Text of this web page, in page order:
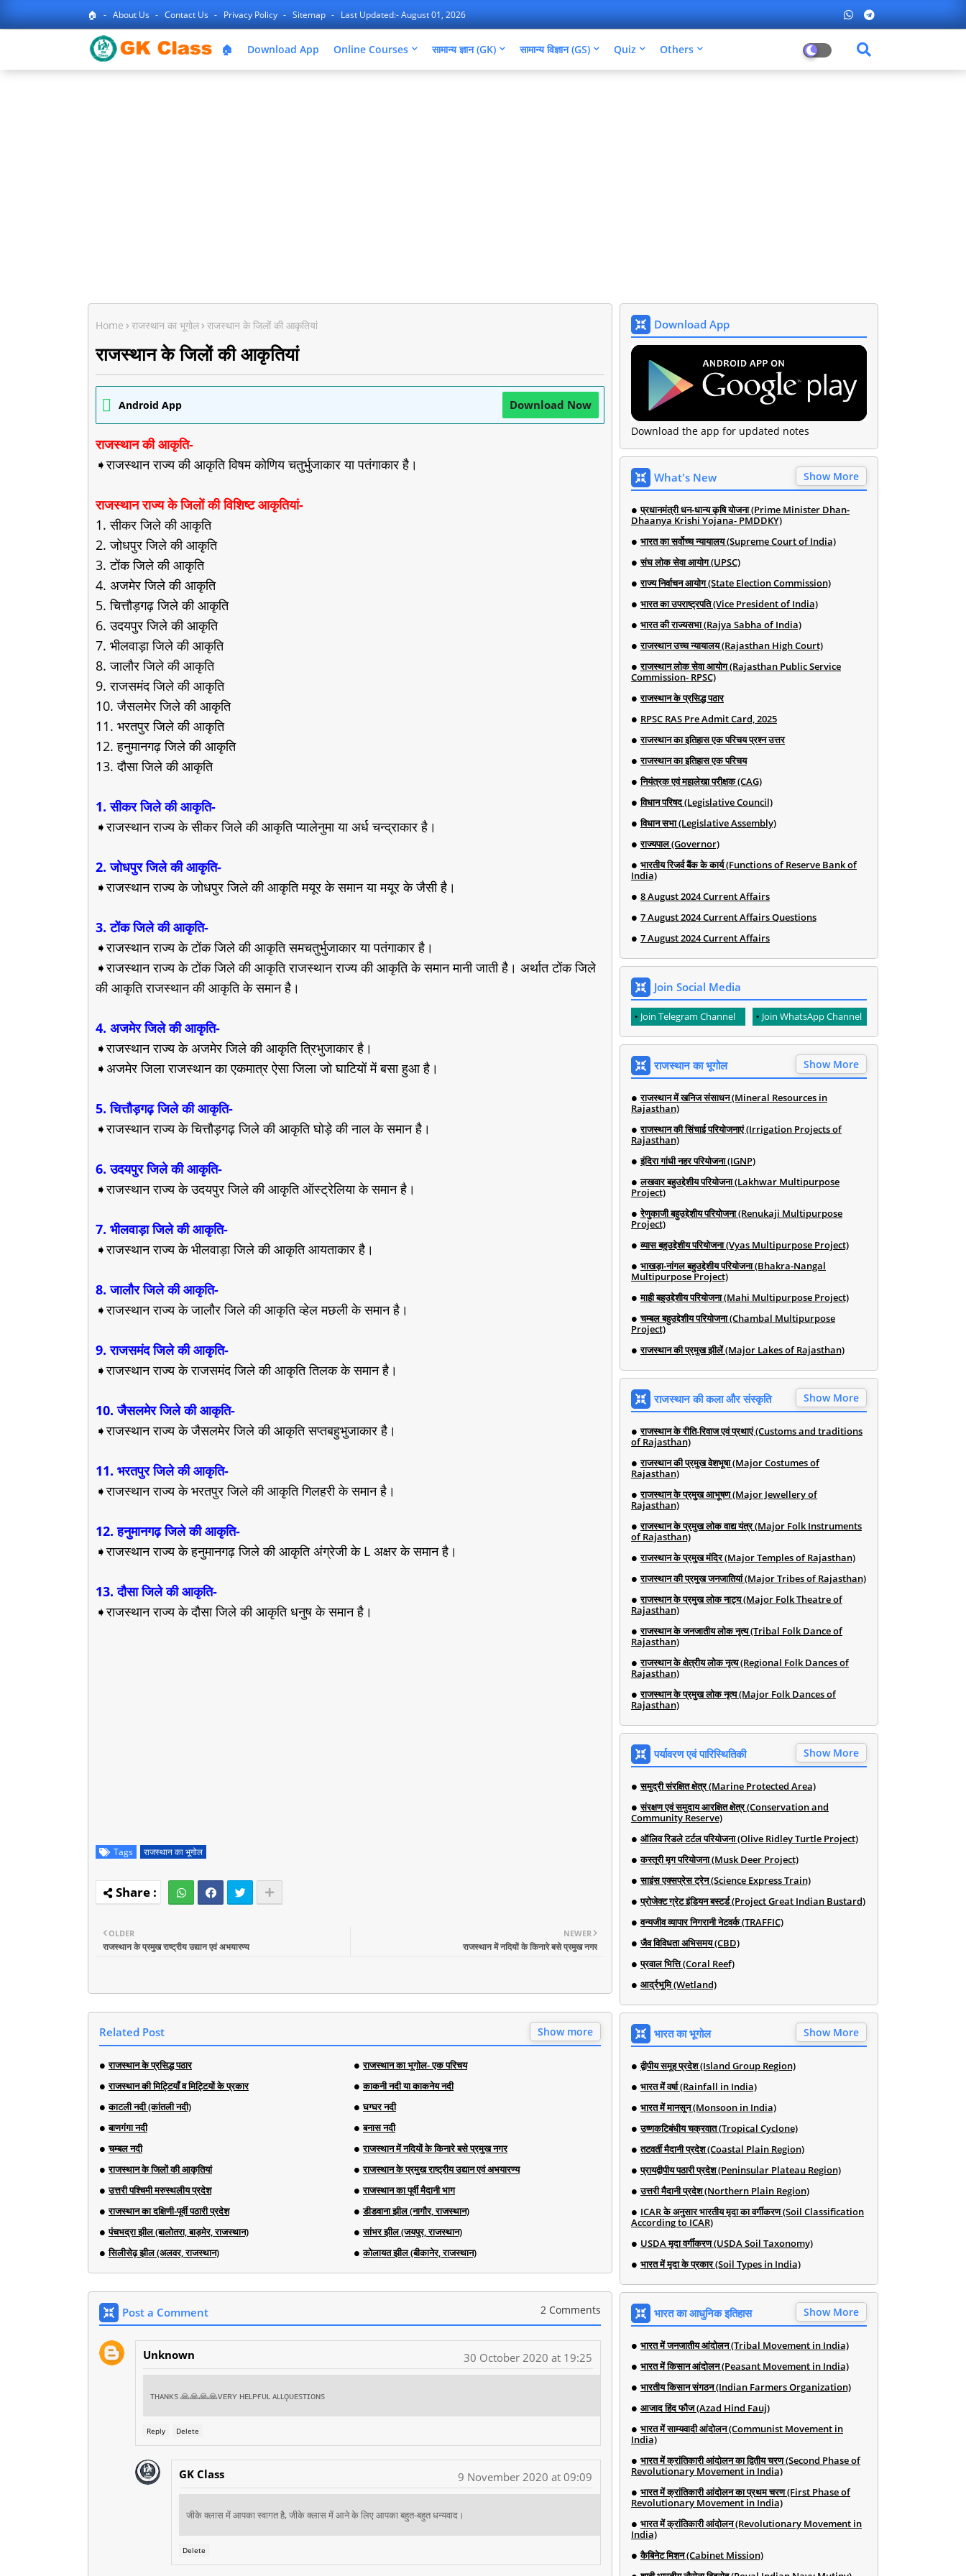
🏠 About Us Contact Us Privacy Policy Sitemap Last Updated:- August 01, 2026
🏠 Download App Online Courses सामान्य ज्ञान (GK) सामान्य विज्ञान (GS) Quiz Others
Home राजस्थान का भूगोल राजस्थान के जिलों की आकृतियां
राजस्थान के जिलों की आकृतियां
Android App Download Now
राजस्थान की आकृति-
➧राजस्थान राज्य की आकृति विषम कोणिय चतुर्भुजाकार या पतंगाकार है।
राजस्थान राज्य के जिलों की विशिष्ट आकृतियां-
1. सीकर जिले की आकृति
2. जोधपुर जिले की आकृति
3. टोंक जिले की आकृति
4. अजमेर जिले की आकृति
5. चित्तौड़गढ़ जिले की आकृति
6. उदयपुर जिले की आकृति
7. भीलवाड़ा जिले की आकृति
8. जालौर जिले की आकृति
9. राजसमंद जिले की आकृति
10. जैसलमेर जिले की आकृति
11. भरतपुर जिले की आकृति
12. हनुमानगढ़ जिले की आकृति
13. दौसा जिले की आकृति
1. सीकर जिले की आकृति-
➧राजस्थान राज्य के सीकर जिले की आकृति प्यालेनुमा या अर्ध चन्द्राकार है।
2. जोधपुर जिले की आकृति-
➧राजस्थान राज्य के जोधपुर जिले की आकृति मयूर के समान या मयूर के जैसी है।
3. टोंक जिले की आकृति-
➧राजस्थान राज्य के टोंक जिले की आकृति समचतुर्भुजाकार या पतंगाकार है।
➧राजस्थान राज्य के टोंक जिले की आकृति राजस्थान राज्य की आकृति के समान मानी जाती है। अर्थात टोंक जिले
की आकृति राजस्थान की आकृति के समान है।
4. अजमेर जिले की आकृति-
➧राजस्थान राज्य के अजमेर जिले की आकृति त्रिभुजाकार है।
➧अजमेर जिला राजस्थान का एकमात्र ऐसा जिला जो घाटियों में बसा हुआ है।
5. चित्तौड़गढ़ जिले की आकृति-
➧राजस्थान राज्य के चित्तौड़गढ़ जिले की आकृति घोड़े की नाल के समान है।
6. उदयपुर जिले की आकृति-
➧राजस्थान राज्य के उदयपुर जिले की आकृति ऑस्ट्रेलिया के समान है।
7. भीलवाड़ा जिले की आकृति-
➧राजस्थान राज्य के भीलवाड़ा जिले की आकृति आयताकार है।
8. जालौर जिले की आकृति-
➧राजस्थान राज्य के जालौर जिले की आकृति व्हेल मछली के समान है।
9. राजसमंद जिले की आकृति-
➧राजस्थान राज्य के राजसमंद जिले की आकृति तिलक के समान है।
10. जैसलमेर जिले की आकृति-
➧राजस्थान राज्य के जैसलमेर जिले की आकृति सप्तबहुभुजाकार है।
11. भरतपुर जिले की आकृति-
➧राजस्थान राज्य के भरतपुर जिले की आकृति गिलहरी के समान है।
12. हनुमानगढ़ जिले की आकृति-
➧राजस्थान राज्य के हनुमानगढ़ जिले की आकृति अंग्रेजी के L अक्षर के समान है।
13. दौसा जिले की आकृति-
➧राजस्थान राज्य के दौसा जिले की आकृति धनुष के समान है।
Tags राजस्थान का भूगोल
NEWER
राजस्थान में नदियों के किनारे बसे प्रमुख नगर
OLDER
राजस्थान के प्रमुख राष्ट्रीय उद्यान एवं अभयारण्य
Related Post Show more
राजस्थान के प्रसिद्ध पठार
राजस्थान का भूगोल- एक परिचय
राजस्थान की मिट्टियाँ व मिट्टियों के प्रकार
काकनी नदी या काकनेय नदी
काटली नदी (कांतली नदी)
घग्घर नदी
बाणगंगा नदी
बनास नदी
चम्बल नदी
राजस्थान में नदियों के किनारे बसे प्रमुख नगर
राजस्थान के जिलों की आकृतियां
राजस्थान के प्रमुख राष्ट्रीय उद्यान एवं अभयारण्य
उत्तरी पश्चिमी मरुस्थलीय प्रदेश
राजस्थान का पूर्वी मैदानी भाग
राजस्थान का दक्षिणी-पूर्वी पठारी प्रदेश
डीडवाना झील (नागौर, राजस्थान)
पंचभद्रा झील (बालोतरा, बाड़मेर, राजस्थान)
सांभर झील (जयपुर, राजस्थान)
सिलीसेढ़ झील (अलवर, राजस्थान)
कोलायत झील (बीकानेर, राजस्थान)
Post a Comment 2 Comments
Unknown 30 October 2020 at 19:25
ᴛʜᴀɴᴋs 🙏🙏🙏🙏ᴠᴇʀʏ ʜᴇʟᴘғᴜʟ ᴀʟʟǫᴜᴇsᴛɪᴏɴs
Reply Delete
GK Class 9 November 2020 at 09:09
जीके क्लास में आपका स्वागत है, जीके क्लास में आने के लिए आपका बहुत-बहुत धन्यवाद।
Delete
Download App
Download the app for updated notes
What's New Show More
प्रधानमंत्री धन-धान्य कृषि योजना (Prime Minister Dhan-
Dhaanya Krishi Yojana- PMDDKY)
भारत का सर्वोच्च न्यायालय (Supreme Court of India)
संघ लोक सेवा आयोग (UPSC)
राज्य निर्वाचन आयोग (State Election Commission)
भारत का उपराष्ट्रपति (Vice President of India)
भारत की राज्यसभा (Rajya Sabha of India)
राजस्थान उच्च न्यायालय (Rajasthan High Court)
राजस्थान लोक सेवा आयोग (Rajasthan Public Service
Commission- RPSC)
राजस्थान के प्रसिद्ध पठार
RPSC RAS Pre Admit Card, 2025
राजस्थान का इतिहास एक परिचय प्रश्न उत्तर
राजस्थान का इतिहास एक परिचय
नियंत्रक एवं महालेखा परीक्षक (CAG)
विधान परिषद (Legislative Council)
विधान सभा (Legislative Assembly)
राज्यपाल (Governor)
भारतीय रिजर्व बैंक के कार्य (Functions of Reserve Bank of
India)
8 August 2024 Current Affairs
7 August 2024 Current Affairs Questions
7 August 2024 Current Affairs
Join Social Media
Join Telegram Channel Join WhatsApp Channel
राजस्थान का भूगोल Show More
राजस्थान में खनिज संसाधन (Mineral Resources in
Rajasthan)
राजस्थान की सिंचाई परियोजनाएं (Irrigation Projects of
Rajasthan)
इंदिरा गांधी नहर परियोजना (IGNP)
लखवार बहुउद्देशीय परियोजना (Lakhwar Multipurpose
Project)
रेणुकाजी बहुउद्देशीय परियोजना (Renukaji Multipurpose
Project)
व्यास बहुउद्देशीय परियोजना (Vyas Multipurpose Project)
भाखड़ा-नांगल बहुउद्देशीय परियोजना (Bhakra-Nangal
Multipurpose Project)
माही बहुउद्देशीय परियोजना (Mahi Multipurpose Project)
चम्बल बहुउद्देशीय परियोजना (Chambal Multipurpose
Project)
राजस्थान की प्रमुख झीलें (Major Lakes of Rajasthan)
राजस्थान की कला और संस्कृति Show More
राजस्थान के रीति-रिवाज एवं प्रथाएं (Customs and traditions
of Rajasthan)
राजस्थान की प्रमुख वेशभूषा (Major Costumes of
Rajasthan)
राजस्थान के प्रमुख आभूषण (Major Jewellery of
Rajasthan)
राजस्थान के प्रमुख लोक वाद्य यंत्र (Major Folk Instruments
of Rajasthan)
राजस्थान के प्रमुख मंदिर (Major Temples of Rajasthan)
राजस्थान की प्रमुख जनजातियां (Major Tribes of Rajasthan)
राजस्थान के प्रमुख लोक नाट्य (Major Folk Theatre of
Rajasthan)
राजस्थान के जनजातीय लोक नृत्य (Tribal Folk Dance of
Rajasthan)
राजस्थान के क्षेत्रीय लोक नृत्य (Regional Folk Dances of
Rajasthan)
राजस्थान के प्रमुख लोक नृत्य (Major Folk Dances of
Rajasthan)
पर्यावरण एवं पारिस्थितिकी Show More
समुद्री संरक्षित क्षेत्र (Marine Protected Area)
संरक्षण एवं समुदाय आरक्षित क्षेत्र (Conservation and
Community Reserve)
ऑलिव रिडले टर्टल परियोजना (Olive Ridley Turtle Project)
कस्तूरी मृग परियोजना (Musk Deer Project)
साइंस एक्सप्रेस ट्रेन (Science Express Train)
प्रोजेक्ट ग्रेट इंडियन बस्टर्ड (Project Great Indian Bustard)
वन्यजीव व्यापार निगरानी नेटवर्क (TRAFFIC)
जैव विविधता अभिसमय (CBD)
प्रवाल भित्ति (Coral Reef)
आर्द्रभूमि (Wetland)
भारत का भूगोल Show More
द्वीपीय समूह प्रदेश (Island Group Region)
भारत में वर्षा (Rainfall in India)
भारत में मानसून (Monsoon in India)
उष्णकटिबंधीय चक्रवात (Tropical Cyclone)
तटवर्ती मैदानी प्रदेश (Coastal Plain Region)
प्रायद्वीपीय पठारी प्रदेश (Peninsular Plateau Region)
उत्तरी मैदानी प्रदेश (Northern Plain Region)
ICAR के अनुसार भारतीय मृदा का वर्गीकरण (Soil Classification
According to ICAR)
USDA मृदा वर्गीकरण (USDA Soil Taxonomy)
भारत में मृदा के प्रकार (Soil Types in India)
भारत का आधुनिक इतिहास Show More
भारत में जनजातीय आंदोलन (Tribal Movement in India)
भारत में किसान आंदोलन (Peasant Movement in India)
भारतीय किसान संगठन (Indian Farmers Organization)
आजाद हिंद फौज (Azad Hind Fauj)
भारत में साम्यवादी आंदोलन (Communist Movement in
India)
भारत में क्रांतिकारी आंदोलन का द्वितीय चरण (Second Phase of
Revolutionary Movement in India)
भारत में क्रांतिकारी आंदोलन का प्रथम चरण (First Phase of
Revolutionary Movement in India)
भारत में क्रांतिकारी आंदोलन (Revolutionary Movement in
India)
कैबिनेट मिशन (Cabinet Mission)